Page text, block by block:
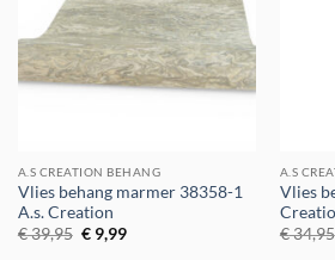
A.S CREATION BEHANG
Vlies behang marmer 38358-1
A.s. Creation
€39,95 Oorspronkelijke
prijs
€9,99Huidige
A.S
Vlies
€34,95